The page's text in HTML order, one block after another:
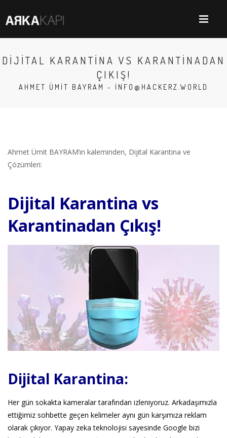
DIJITAL KARANTINA VS KARANTINADAN
ÇIKIŞ!
AHMET ÜMIT BAYRAM - INFO@HACKERZ.WORLD
Ahmet Ümit BAYRAM’ın kaleminden, Dijital Karantina ve
Çözümleri:
Dijital Karantina vs
Karantinadan Çıkış!
Dijital Karantina:
Her gün sokakta kameralar tarafından izleniyoruz. Arkadaşımızla
ettiğimiz sohbette geçen kelimeler aynı gün karşımıza reklam
olarak çıkıyor. Yapay zeka teknolojisi sayesinde Google bizi